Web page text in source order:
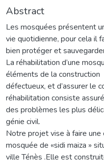
Abstract
Les mosquées présentent
vie quotidienne, pour cela il
bien protéger et
La réhabilitation d’une
éléments de la construction
défectueux, et d’assurer le
réhabilitation consiste
des problèmes les plus
génie civil.
Notre projet vise à faire
mosquée de «sidi maiza »
ville Ténès .Elle est